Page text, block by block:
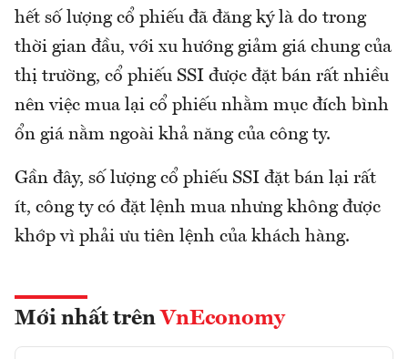
hết số lượng cổ phiếu đã đăng ký là do trong
thời gian đầu, với xu hướng giảm giá chung của
thị trường, cổ phiếu SSI được đặt bán rất nhiều
nên việc mua lại cổ phiếu nhằm mục đích bình
ổn giá nằm ngoài khả năng của công ty.
Gần đây, số lượng cổ phiếu SSI đặt bán lại rất
ít, công ty có đặt lệnh mua nhưng không được
khớp vì phải ưu tiên lệnh của khách hàng.
Mới nhất trên VnEconomy